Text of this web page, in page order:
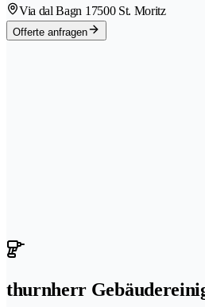
Via dal Bagn 17500 St. Moritz
Offerte anfragen
thurnherr